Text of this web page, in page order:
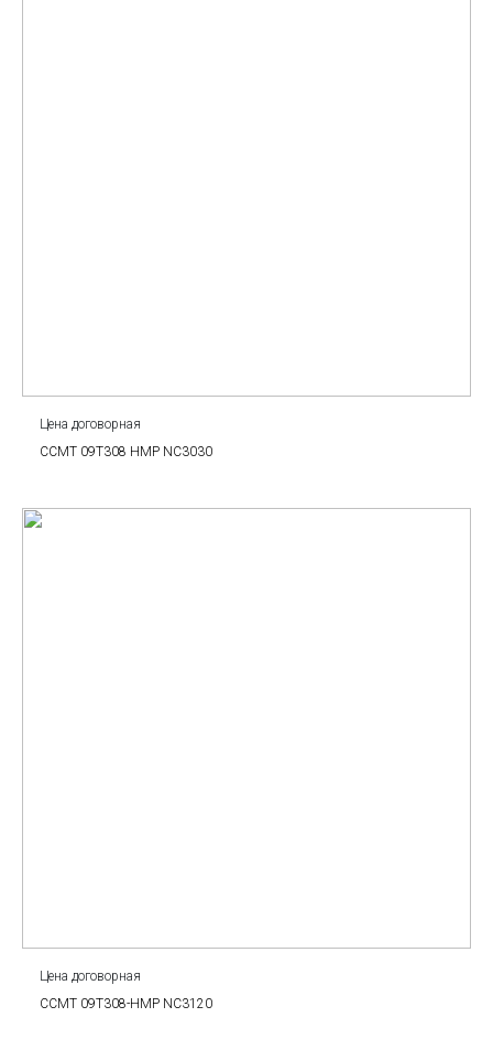
Цена договорная
CCMT 09T308 HMP NC3030
Цена договорная
CCMT 09T308-HMP NC3120